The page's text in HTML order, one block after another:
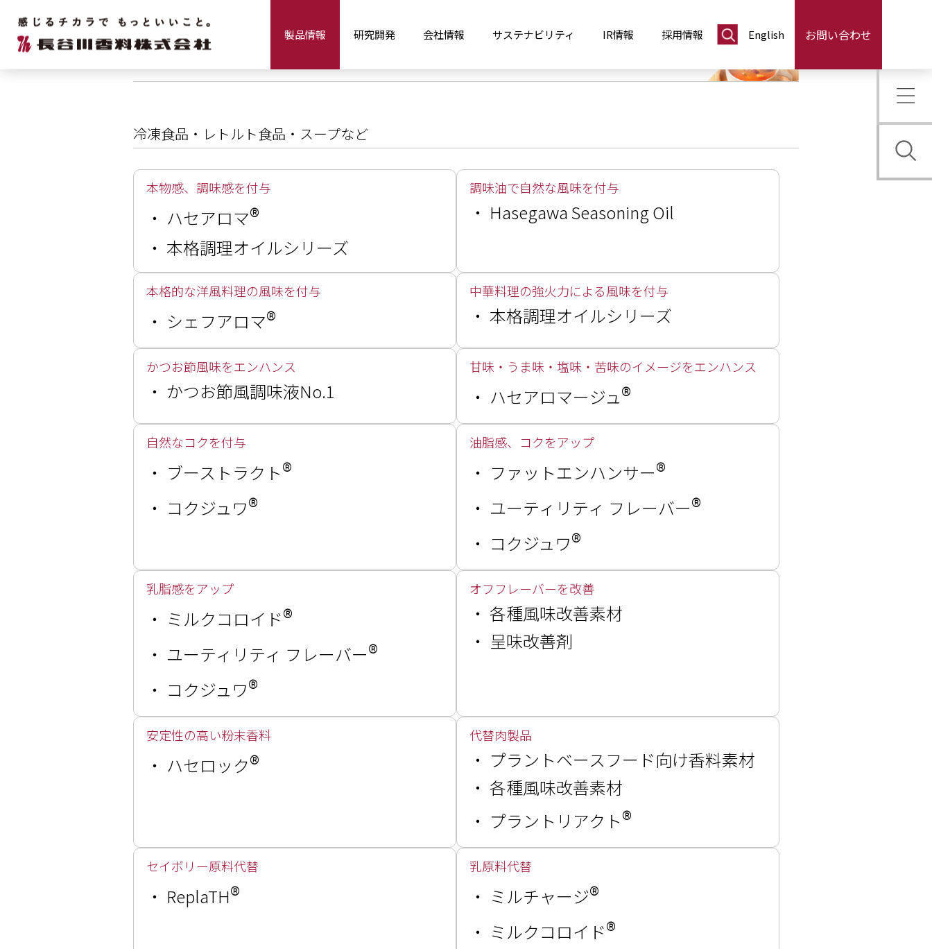
製品情報 研究開発 会社情報 サステナビリティ IR情報 採用情報 English お問い合わせ
製品情報
冷凍食品・レトルト食品・スープなど
本物感、調味感を付与
・ ハセアロマ®
・ 本格調理オイルシリーズ
調味油で自然な風味を付与
・ Hasegawa Seasoning Oil
本格的な洋風料理の風味を付与
・ シェフアロマ®
中華料理の強火力による風味を付与
・ 本格調理オイルシリーズ
かつお節風味をエンハンス
・ かつお節風調味液No.1
甘味・うま味・塩味・苦味のイメージをエンハンス
・ ハセアロマージュ®
自然なコクを付与
・ ブーストラクト®
・ コクジュワ®
油脂感、コクをアップ
・ ファットエンハンサー®
・ ユーティリティ フレーバー®
・ コクジュワ®
乳脂感をアップ
・ ミルクコロイド®
・ ユーティリティ フレーバー®
・ コクジュワ®
オフフレーバーを改善
・ 各種風味改善素材
・ 呈味改善剤
安定性の高い粉末香料
・ ハセロック®
代替肉製品
・ プラントベースフード向け香料素材
・ 各種風味改善素材
・ プラントリアクト®
セイボリー原料代替
・ ReplaTH®
乳原料代替
・ ミルチャージ®
・ ミルクコロイド®